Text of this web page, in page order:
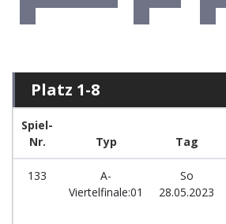
Platz 1-8
Spiel-
Nr.
Typ Tag
133
A-
Viertelfinale:01
So
28.05.2023